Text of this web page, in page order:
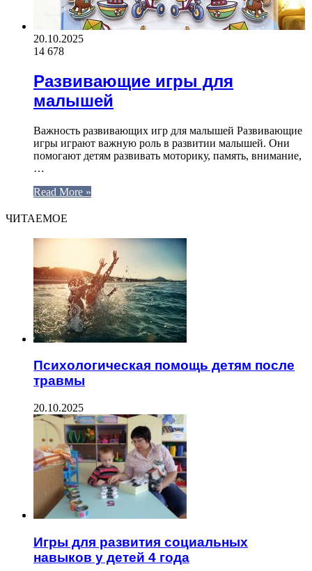
20.10.2025
14 678
Развивающие игры для
малышей
Важность развивающих игр для малышей Развивающие
игры играют важную роль в развитии малышей. Они
помогают детям развивать моторику, память, внимание,
…
Read More »
ЧИТАЕМОЕ
Психологическая помощь детям после
травмы
20.10.2025
Игры для развития социальных
навыков у детей 4 года